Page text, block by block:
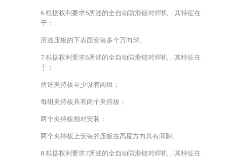
6.根据权利要求5所述的全自动防滑链对焊机，其特征在
于：
所述压板的下表面安装多个万向球。
7.根据权利要求6所述的全自动防滑链对焊机，其特征在
于：
所述夹持板至少设有两组；
每组夹持板具有两个夹持板；
两个夹持板相对安装；
两个夹持板上安装的压板在高度方向具有间隙。
8.根据权利要求7所述的全自动防滑链对焊机，其特征在